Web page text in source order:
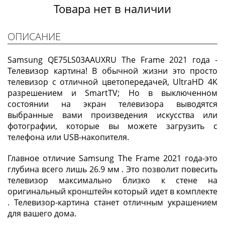
Товара нет в наличии
ОПИСАНИЕ
Samsung QE75LS03AAUXRU The Frame 2021 года -
Телевизор картина! В обычной жизни это просто
телевизор с отличной цветопередачей, UltraHD 4K
разрешением и SmartTV; Но в выключенном
состоянии на экран телевизора выводятся
выбранные вами произведения искусства или
фотографии, которые вы можете загрузить с
телефона или USB-накопителя.
Главное отличие Samsung The Frame 2021 года-это
глубина всего лишь 26.9 мм . Это позволит повесить
телевизор максимально близко к стене на
оригинальный кронштейн который идет в комплекте
. Телевизор-картина станет отличным украшением
для вашего дома.